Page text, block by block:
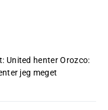
United henter Orozco:
jeg meget